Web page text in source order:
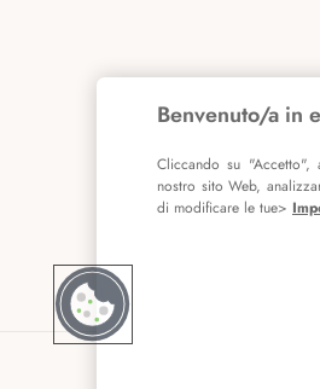
Benvenuto/a in
Cliccando su "Accetto",
nostro sito Web,
di modificare le tue>